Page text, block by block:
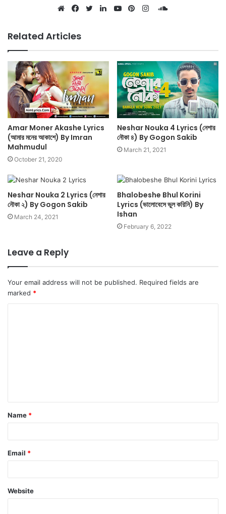
SoundCloud
Related Articles
Amar Moner Akashe Lyrics
(আমার মনের আকাশে) By Imran
Mahmudul
October 21, 2020
Neshar Nouka 4 Lyrics (নেশার
নৌকা ৪) By Gogon Sakib
March 21, 2021
Neshar Nouka 2 Lyrics (নেশার
নৌকা ২) By Gogon Sakib
March 24, 2021
Bhalobeshe Bhul Korini
Lyrics (ভালোবেসে ভুল করিনি) By
Ishan
February 6, 2022
Leave a Reply
Your email address will not be published. Required fields are
marked *
t
*
Name *
Email *
Website